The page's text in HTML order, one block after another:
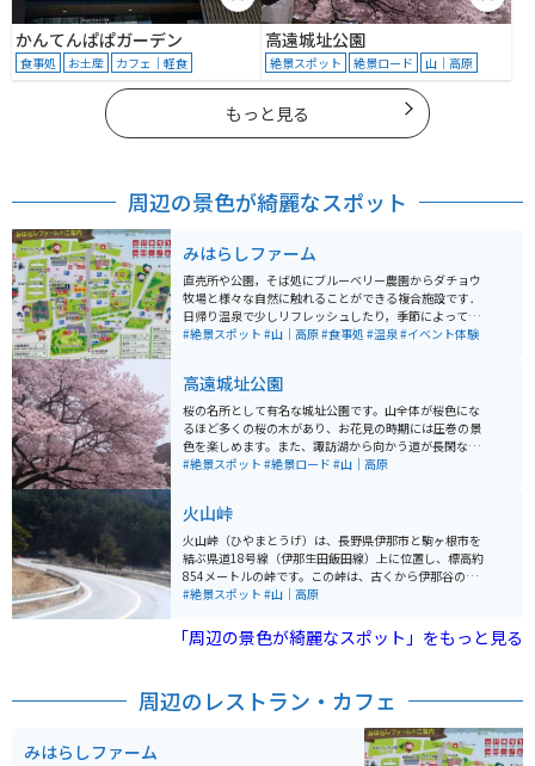
かんてんぱぱガーデン
食事処 お土産 カフェ｜軽食
高遠城址公園
絶景スポット 絶景ロード 山｜高原
もっと見る
周辺の景色が綺麗なスポット
みはらしファーム
直売所や公園，そば処にブルーベリー農園からダチョウ
牧場と様々な自然に触れることができる複合施設です．
日帰り温泉で少しリフレッシュしたり，季節によっては
果物や野菜の収穫体験ができたり，キックバイク体験コ
#絶景スポット #山｜高原#食事処 #温泉#イベント体験
高遠城址公園
桜の名所として有名な城址公園です。山全体が桜色にな
るほど多くの桜の木があり、お花見の時期には圧巻の景
色を楽しめます。また、諏訪湖から向かう道が長閑なが
ら綺麗に整備された道の為、ツーリングやドライブに向
#絶景スポット #絶景ロード #山｜高原
火山峠
火山峠（ひやまとうげ）は、長野県伊那市と駒ヶ根市を
結ぶ県道18号線（伊那生田飯田線）上に位置し、標高約
854メートルの峠です。この峠は、古くから伊那谷の交
通の要所として利用されてきました。峠の周辺には樹齢
芭蕉の句碑が建てられています。この句碑は明治時代初
期に建立され、歴史的な趣を感じさせます。 程よいコー
カーでの走行はとても気持ちの良い道です。峠からは南
然を満喫できるスポットとして親しまれています。
#絶景スポット #山｜高原
「周辺の景色が綺麗なスポット」をもっと見る
周辺のレストラン・カフェ
みはらしファーム